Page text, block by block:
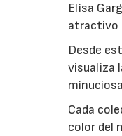
Elisa
atractivo
Desde
visualiza
Cada
color del